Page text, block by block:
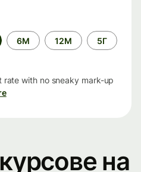
6М 12М 5Г
rate with no sneaky mark-up
на